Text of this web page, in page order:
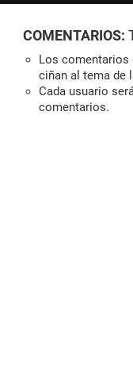
COMENTARIOS:
Los comentarios
ciñan al tema de
Cada usuario
comentarios.